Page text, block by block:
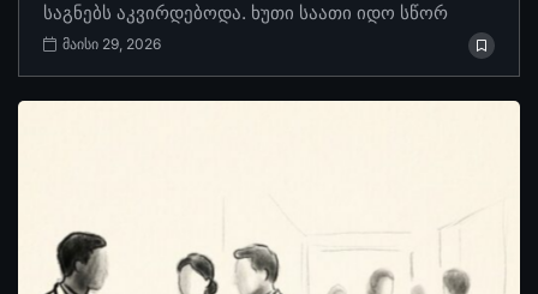
საგნებს აკვირდებოდა. ხუთი საათი იდო სწორ
მაისი 29, 2026